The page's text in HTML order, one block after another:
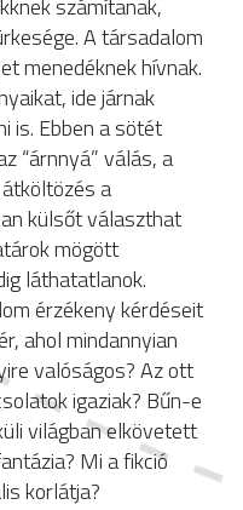
számítanak,
A társadalom
menedéknek hívnak.
ide járnak
is. Ebben a sötét
“árnnyá” válás, a
a
külsőt választhat
mögött
láthatatlanok.
érzékeny kérdéseit
ahol mindannyian
valóságos? Az ott
igaziak? Bűn-e
világban elkövetett
Mi a fikció
korlátja?